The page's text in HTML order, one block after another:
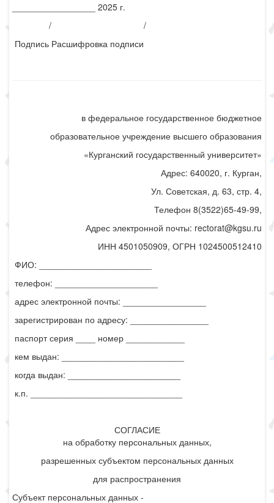
_________________ 2025 г.
/
/
Подпись Расшифровка подписи
в федеральное государственное бюджетное
образовательное учреждение высшего образования
«Курганский государственный университет»
Адрес: 640020, г. Курган,
Ул. Советская, д. 63, стр. 4,
Телефон 8(3522)65-49-99,
Адрес электронной почты: rectorat@kgsu.ru
ИНН 4501050909, ОГРН 1024500512410
ФИО: _______________________
телефон: _____________________
адрес электронной почты: _________________
зарегистрирован по адресу: ________________
паспорт серия ____ номер ____________
кем выдан: _________________________
когда выдан: _______________________
к.п. _______________________________
СОГЛАСИЕ
на обработку персональных данных,
разрешенных субъектом персональных данных
для распространения
Субъект персональных данных -